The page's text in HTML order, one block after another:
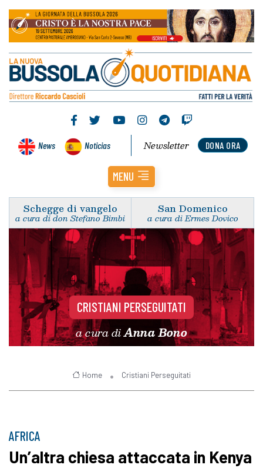
News Noticias DONA ORA
Newsletter
MENU
Schegge di vangelo
a cura di don Stefano Bimbi
San Domenico
a cura di Ermes Dovico
CRISTIANI PERSEGUITATI
a cura diAnna Bono
Home Cristiani Perseguitati
AFRICA
Un’altra chiesa attaccata in Kenya